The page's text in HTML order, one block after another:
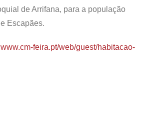
de Arrifana, para a população
Escapães.
www.cm-feira.pt/web/guest/habitacao-